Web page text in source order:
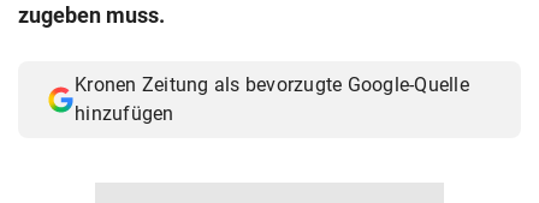
zugeben muss.
Kronen Zeitung als bevorzugte Google-Quelle
hinzufügen